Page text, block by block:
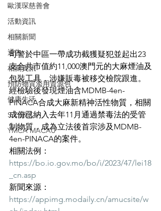
歐漢琛慈善會
活動資訊
相關新聞
通告
相關資訊
預防物質濫用資源包
健康生活
S.Y.部落
YMCA MACAU
司警於中區一帶成功截獲疑犯並起出23
支合共市值約11,000澳門元的大麻煙油及
包裝工具，涉嫌販毒被移交檢院跟進。
經檢驗後發現煙油含MDMB-4en-
PINACA合成大麻新精神活性物質，相關
成份已納入去年11月通過禁毒法的受管
制物質，成為立法後首宗涉及MDMB-
4en-PINACA的案件。
相關法例：
https://bo.io.gov.mo/bo/i/2023/47/lei18
_cn.asp
新聞來源：
https://appimg.modaily.cn/amucsite/w